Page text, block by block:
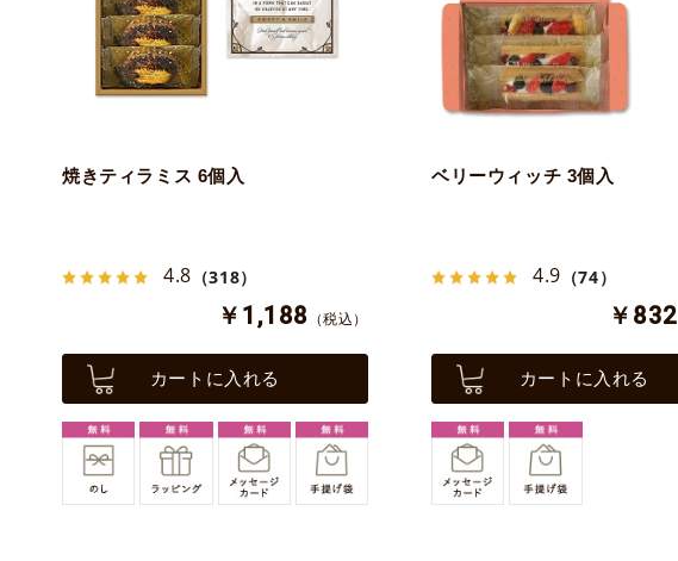
焼きティラミス 6個入
4.8 （318）
￥1,188 （税込）
カートに入れる
ベリーウィッチ 3個入
4.9 （74）
￥832
カートに入れる